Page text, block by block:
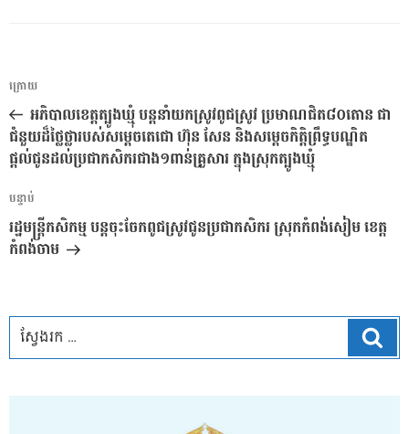
ការ​
នាំទិស​
ប្រកាស
អត្ថបទ
មុន
ក្រោយ
អភិបាលខេត្តត្បូងឃ្មុំ បន្តនាំយកស្រូវពូជស្រូវ ប្រមាណជិត៨០តោន ជា
ជំនួយដ៏ថ្លៃថ្លារបស់សម្ដេចតេជោ ហ៊ុន សែន និងសម្ដេចកិត្តិព្រឹទ្ធបណ្ឌិត
ផ្ដល់ជូនដល់ប្រជាកសិករជាង១ពាន់គ្រួសារ ក្នុងស្រុកត្បូងឃ្មុំ
អត្ថបទ
បន្ទាប់
បន្ទាប់
រដ្ឋមន្ត្រីកសិកម្ម បន្តចុះចែកពូជស្រូវជូនប្រជាកសិករ ស្រុកកំពង់សៀម ខេត្ត
កំពង់ចាម